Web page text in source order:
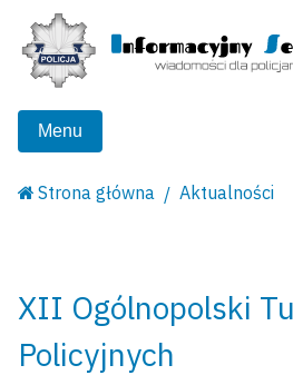
Menu
Strona główna Aktualności
XII Ogólnopolski
Policyjnych